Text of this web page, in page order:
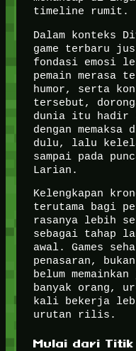
timeline rumit.
Dalam konteks
game terbaru
fondasi emosi
pemain merasa
humor, serta
tersebut,
dunia itu hadir
dengan
dulu, lalu
sampai pada
Larian.
Kelengkapan
terutama bagi
rasanya lebih
sebagai tahap
awal. Games
penasaran,
belum
banyak orang,
kali bekerja
urutan rilis.
Mulai dari